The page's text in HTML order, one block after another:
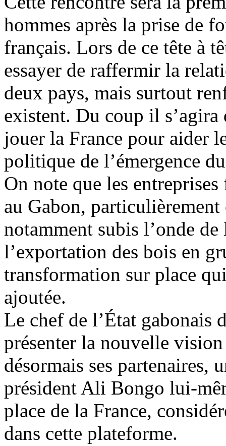
hommes après la prise de
français. Lors de ce tête à
essayer de raffermir la
deux pays, mais surtout
existent. Du coup il
jouer la France pour aider
politique de l’émergence
On note que les
au Gabon,
notamment subis l’onde
l’exportation des bois en
transformation sur place
ajoutée.
Le chef de l’État gabonais
présenter la nouvelle
désormais ses partenaires,
président Ali Bongo lui-
place de la France,
dans cette plateforme.